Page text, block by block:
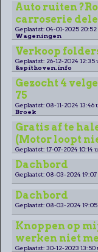
Auto ruiten
carroserie
Geplaatst: 04-01-2025 20:52
Wageningen
Verkoop
Geplaatst: 26-12-2024 12:35
&spithoven.info
Gezocht 4
75
Geplaatst: 08-11-2024 13:46
Broek
Gratis af te
(Motor loopt
Geplaatst: 17-07-2024 10:14
Dachbord
Geplaatst: 08-03-2024 19:07
Dachbord
Geplaatst: 08-03-2024 19:05
Knoppen op
werken niet
Geplaatst: 30-12-2023 13:50